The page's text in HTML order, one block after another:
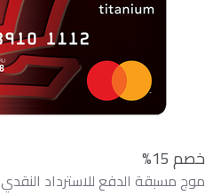
خصم 15%
موج مسبقة الدفع للاسترداد النقدي